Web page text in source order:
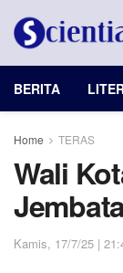
BERITA
Home TERAS
Wali
Kamis, 17/7/25 |